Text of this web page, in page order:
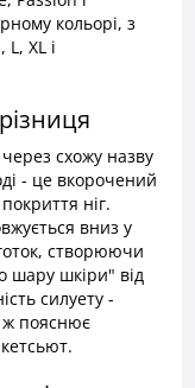
кольорі, з
XL і
схожу назву
- це вкорочений
ніг.
вниз у
створюючи
шару шкіри" від
силуету -
ж пояснює